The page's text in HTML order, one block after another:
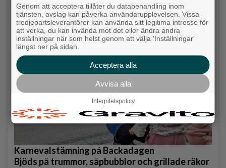
Backa/Kärra
Karnevalstämning på Backadagen
Bjöds på trummor, såpbubblor och grillade räkor
Genom att acceptera tillåter du databehandling inom
tjänsten, avslag kan påverka användarupplevelsen. Vissa
tredjepartsleverantörer kan använda sitt legitima intresse för
att verka, du kan invända mot det eller ändra andra
inställningar när som helst genom att välja 'Inställningar'
längst ner på sidan.
Acceptera alla
Avvisa alla
Integritetspolicy